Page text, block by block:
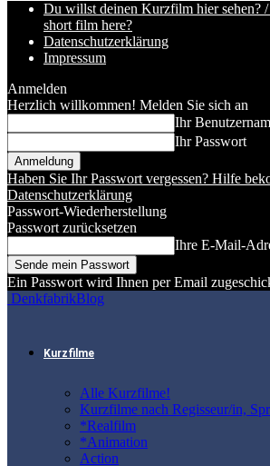
Du willst deinen Kurzfilm hier sehen?
short film here?
Datenschutzerklärung
Impressum
Anmelden
Herzlich willkommen! Melden Sie sich an
Ihr
Ihr Passwort
Haben Sie Ihr Passwort vergessen? Hilfe
Datenschutzerklärung
Passwort-Wiederherstellung
Passwort zurücksetzen
Ihre E-Mail-
Ein Passwort wird Ihnen per Email
DenkfabrikBlog
Kurzfilme
Alle Kurzfilme!
Kurzfilme nach Regisseur/in,
*Realfilm
*Animation
Action